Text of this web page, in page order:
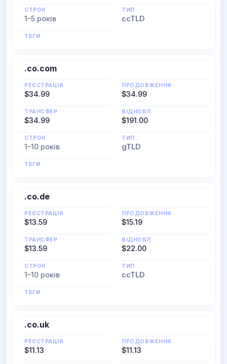
СТРОК
1–5 років
ТИП
ccTLD
ТЕГИ
.co.com
РЕЄСТРАЦІЯ
$34.99
ПРОДОВЖЕННЯ
$34.99
ТРАНСФЕР
$34.99
ВІДНОВЛ.
$191.00
СТРОК
1–10 років
ТИП
gTLD
ТЕГИ
.co.de
РЕЄСТРАЦІЯ
$13.59
ПРОДОВЖЕННЯ
$15.19
ТРАНСФЕР
$13.59
ВІДНОВЛ.
$22.00
СТРОК
1–10 років
ТИП
ccTLD
ТЕГИ
.co.uk
РЕЄСТРАЦІЯ
$11.13
ПРОДОВЖЕННЯ
$11.13